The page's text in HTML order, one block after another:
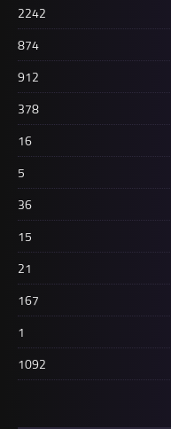
2242
874
912
378
16
5
36
15
21
167
1
1092